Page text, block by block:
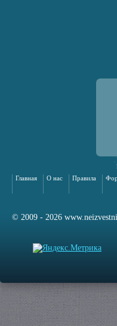
Главная О нас Правила
© 2009 - 2026
сайта